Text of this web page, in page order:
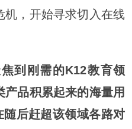
机，开始寻求切入在线
到刚需的K12教育领
品积累起来的海量用
后赶超该领域各路对